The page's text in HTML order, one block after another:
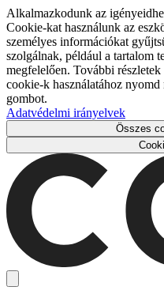
Alkalmazkodunk az
Cookie-kat használunk az
személyes információkat
szolgálnak, például a tartalom
megfelelően. További
cookie-k használatához
gombot.
Adatvédelmi irányelvek
Összes